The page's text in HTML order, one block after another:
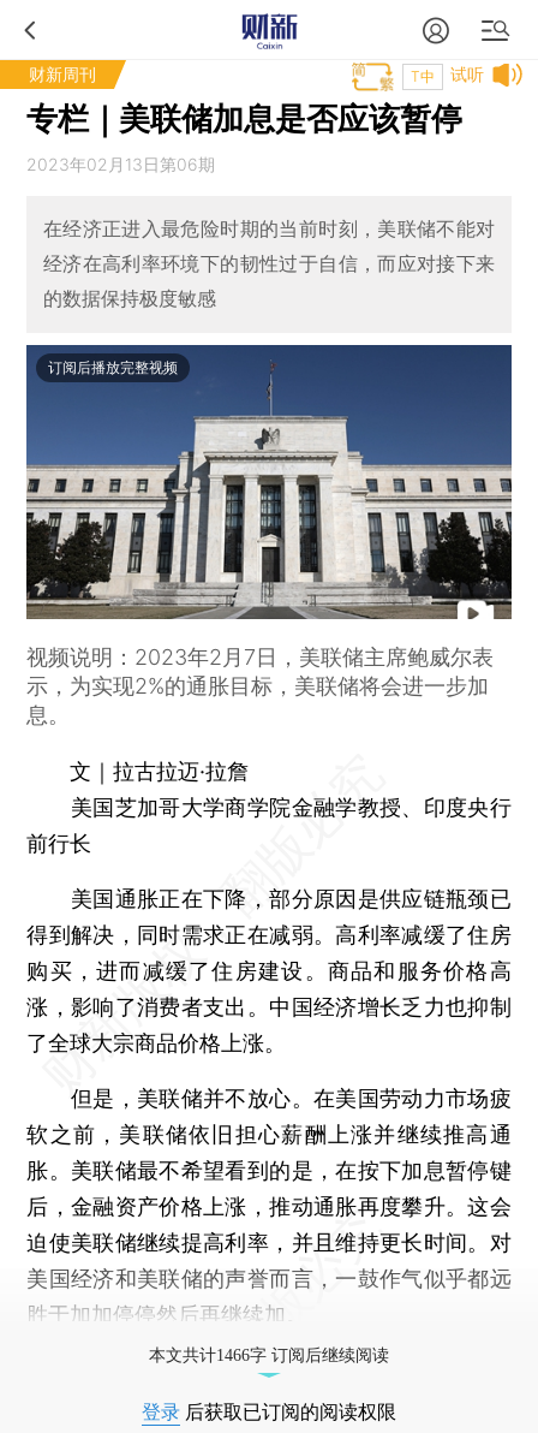
财新周刊 试听
T中
专栏｜美联储加息是否应该暂停
2023年02月13日第06期
在经济正进入最危险时期的当前时刻，美联储不能对
经济在高利率环境下的韧性过于自信，而应对接下来
的数据保持极度敏感
订阅后播放完整视频
视频说明：2023年2月7日，美联储主席鲍威尔表
示，为实现2%的通胀目标，美联储将会进一步加
息。
文｜拉古拉迈·拉詹
美国芝加哥大学商学院金融学教授、印度央行
前行长
美国通胀正在下降，部分原因是供应链瓶颈已
得到解决，同时需求正在减弱。高利率减缓了住房
购买，进而减缓了住房建设。商品和服务价格高
涨，影响了消费者支出。中国经济增长乏力也抑制
了全球大宗商品价格上涨。
但是，美联储并不放心。在美国劳动力市场疲
软之前，美联储依旧担心薪酬上涨并继续推高通
胀。美联储最不希望看到的是，在按下加息暂停键
后，金融资产价格上涨，推动通胀再度攀升。这会
迫使美联储继续提高利率，并且维持更长时间。对
美国经济和美联储的声誉而言，一鼓作气似乎都远
胜于加加停停然后再继续加。
本文共计1466字 订阅后继续阅读
登录 后获取已订阅的阅读权限